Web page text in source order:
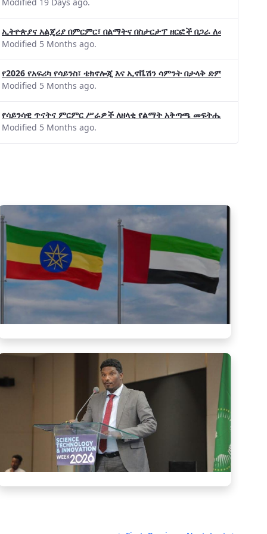
ኢትዮጵያና አልጄሪያ በምርምር፣ በልማትና በስታርታፕ ዘርፎች በጋራ ለመስራት መከሩ፡፡
Modified 5 Months ago.
የ2026 የአፍሪካ የሳይንስ፣ ቴክኖሎጂ እና ኢኖቬሽን ሳምንት በታላቅ ድምቀት
Modified 5 Months ago.
የሳይንሳዊ ጥናትና ምርምር ሥራዎች ለዘላቂ የልማት አቅጣጫ መፍትሔ ጠቋሚ
Modified 5 Months ago.